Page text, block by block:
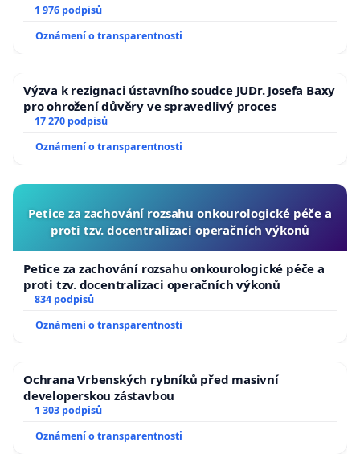
1 976 podpisů
Oznámení o transparentnosti
Výzva k rezignaci ústavního soudce JUDr. Josefa Baxy
pro ohrožení důvěry ve spravedlivý proces
17 270 podpisů
Oznámení o transparentnosti
Petice za zachování rozsahu onkourologické péče a
proti tzv. docentralizaci operačních výkonů
Petice za zachování rozsahu onkourologické péče a
proti tzv. docentralizaci operačních výkonů
834 podpisů
Oznámení o transparentnosti
Ochrana Vrbenských rybníků před masivní
developerskou zástavbou
1 303 podpisů
Oznámení o transparentnosti